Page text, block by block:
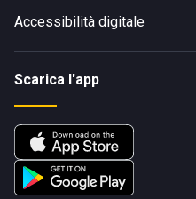
Accessibilità digitale
Scarica l'app